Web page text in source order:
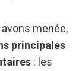
menée,
principales
: les